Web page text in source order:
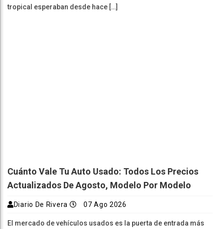
tropical esperaban desde hace […]
Cuánto Vale Tu Auto Usado: Todos Los Precios
Actualizados De Agosto, Modelo Por Modelo
Diario De Rivera 07 Ago 2026
El mercado de vehículos usados es la puerta de entrada más